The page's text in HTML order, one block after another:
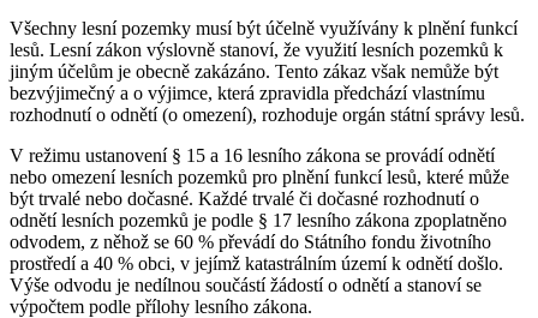
Všechny lesní pozemky musí být účelně využívány k plnění funkcí
lesů. Lesní zákon výslovně stanoví, že využití lesních pozemků k
jiným účelům je obecně zakázáno. Tento zákaz však nemůže být
bezvýjimečný a o výjimce, která zpravidla předchází vlastnímu
rozhodnutí o odnětí (o omezení), rozhoduje orgán státní správy lesů.
V režimu ustanovení § 15 a 16 lesního zákona se provádí odnětí
nebo omezení lesních pozemků pro plnění funkcí lesů, které může
být trvalé nebo dočasné. Každé trvalé či dočasné rozhodnutí o
odnětí lesních pozemků je podle § 17 lesního zákona zpoplatněno
odvodem, z něhož se 60 % převádí do Státního fondu životního
prostředí a 40 % obci, v jejímž katastrálním území k odnětí došlo.
Výše odvodu je nedílnou součástí žádostí o odnětí a stanoví se
výpočtem podle přílohy lesního zákona.